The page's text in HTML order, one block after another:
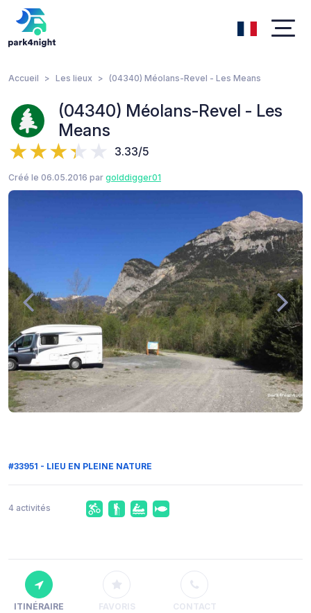
Accueil Les lieux (04340) Méolans-Revel - Les Means
(04340) Méolans-Revel - Les
Means
3.33/5
Créé le 06.05.2016 par golddigger01
#33951 - LIEU EN PLEINE NATURE
4 activités
ITINÉRAIRE FAVORIS CONTACT